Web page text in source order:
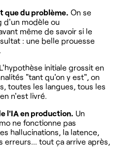
que du problème. On se
d'un modèle ou
même de savoir si le
: une belle prouesse
L'hypothèse initiale grossit en
"tant qu'on y est", on
toutes les langues, tous les
n'est livré.
l'IA en production. Un
ne fonctionne pas
hallucinations, la latence,
erreurs... tout ça arrive après,